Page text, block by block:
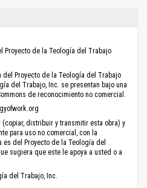
Proyecto de la Teología del Trabajo
Proyecto de la Teología del Trabajo
del Trabajo, Inc. se presentan bajo una
de reconocimiento no comercial.
distribuir y transmitir esta obra) y
para uso no comercial, con la
del Proyecto de la Teología del
sugiera que este le apoya a usted o a
del Trabajo, Inc.